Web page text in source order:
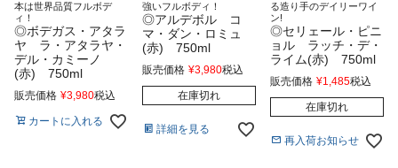
本は世界品質フルボデ
ィ！
◎ボデガス・アタラ
ヤ ラ・アタラヤ・
デル・カミーノ
(赤) 750ml
販売価格 ¥3,980税込
カートに入れる
強いフルボディ！
◎アルデボル コ
マ・ダン・ロミュ
(赤) 750ml
販売価格 ¥3,980税込
在庫切れ
詳細を見る
る造り手のデイリーワイ
ン!
◎セリェール・ピニ
ョル ラッチ・デ・
ライム(赤) 750ml
販売価格 ¥1,485税込
在庫切れ
再入荷お知らせ